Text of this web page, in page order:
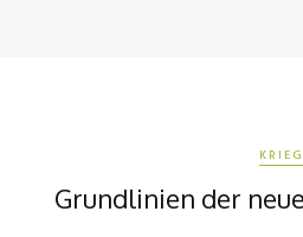
Grundlinien der